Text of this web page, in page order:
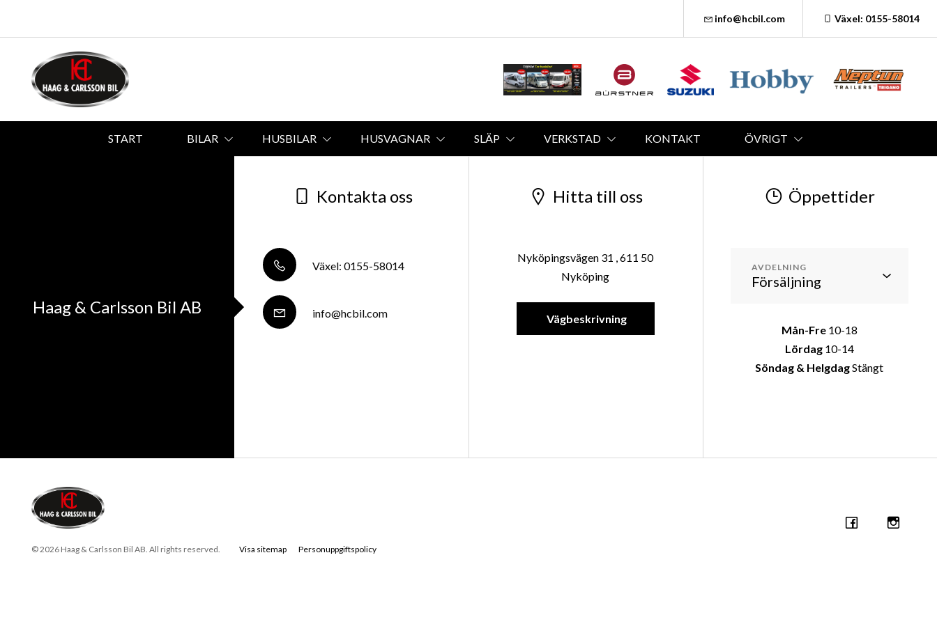
info@hcbil.com Växel: 0155-58014
START BILAR HUSBILAR HUSVAGNAR SLÄP VERKSTAD KONTAKT ÖVRIGT
Haag & Carlsson Bil AB
Kontakta oss
Växel: 0155-58014
info@hcbil.com
Hitta till oss
Nyköpingsvägen 31 , 611 50
Nyköping
Vägbeskrivning
Öppettider
AVDELNING
Mån-Fre 10-18
Lördag10-14
Söndag & HelgdagStängt
© 2026 Haag & Carlsson Bil AB. All rights reserved. Visa sitemap Personuppgiftspolicy